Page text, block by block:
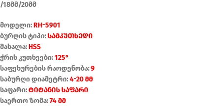
/18მმ/20მმ
მოდელი:RH-5901
ბურღის ტიპი:სამკუთხედი
მასალა:HSS
ჭრის კუთხეები:125°
საფეხურების რაოდენობა:9
საბურღი დიამეტრი:4-20 მმ
საფარი:ტიტანის საფარი
საერთო ზომა:74 მმ